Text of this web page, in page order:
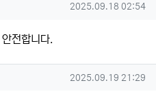
작성일
2025.09.18 02:54
전합니다.
작성일
2025.09.19 21:29